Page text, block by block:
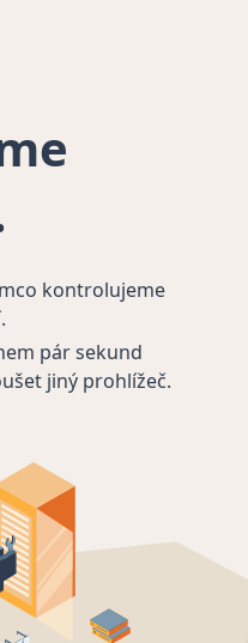
kontrolujeme
pár sekund
jiný prohlížeč.